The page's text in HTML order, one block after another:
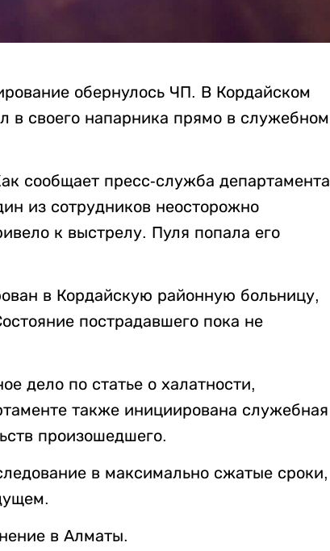
обернулось ЧП. В Кордайском
в своего напарника прямо в служебном
сообщает пресс-служба департамента
из сотрудников неосторожно
к выстрелу. Пуля попала его
в Кордайскую районную больницу,
пострадавшего пока не
дело по статье о халатности,
также инициирована служебная
произошедшего.
в максимально сжатые сроки,
в Алматы.